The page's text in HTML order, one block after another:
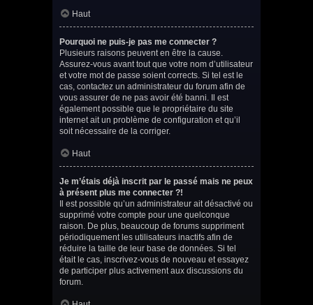
Haut
Pourquoi ne puis-je pas me connecter ?
Plusieurs raisons peuvent en être la cause.
Assurez-vous avant tout que votre nom d’utilisateur
et votre mot de passe soient corrects. Si tel est le
cas, contactez un administrateur du forum afin de
vous assurer de ne pas avoir été banni. Il est
également possible que le propriétaire du site
internet ait un problème de configuration et qu’il
soit nécessaire de la corriger.
Haut
Je m’étais déjà inscrit par le passé mais ne peux
à présent plus me connecter ?!
Il est possible qu’un administrateur ait désactivé ou
supprimé votre compte pour une quelconque
raison. De plus, beaucoup de forums suppriment
périodiquement les utilisateurs inactifs afin de
réduire la taille de leur base de données. Si tel
était le cas, inscrivez-vous de nouveau et essayez
de participer plus activement aux discussions du
forum.